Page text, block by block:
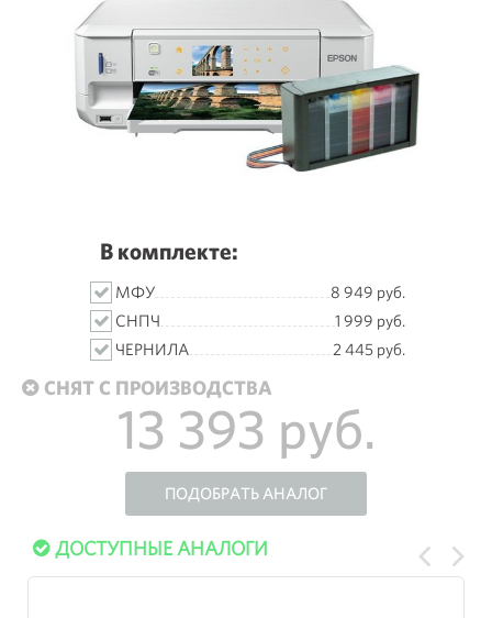
В комплекте:
МФУ
8 949 руб.
СНПЧ
1 999 руб.
ЧЕРНИЛА
2 445 руб.
СНЯТ С ПРОИЗВОДСТВА
13 393 руб.
ПОДОБРАТЬ АНАЛОГ
ДОСТУПНЫЕ АНАЛОГИ